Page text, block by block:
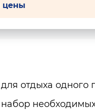
цены
отдыха одного